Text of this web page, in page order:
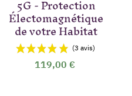
5G - Protection
Électomagnétique
de votre Habitat
119,00 €